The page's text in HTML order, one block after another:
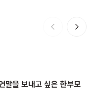
을 보내고 싶은 한부모